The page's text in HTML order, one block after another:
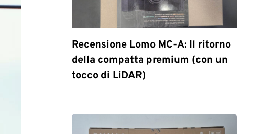
Recensione Lomo MC-A: Il ritorno
della compatta premium (con un
tocco di LiDAR)